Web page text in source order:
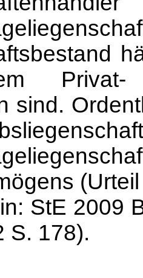
Privat-
sind.
StE 2009
S. 178).